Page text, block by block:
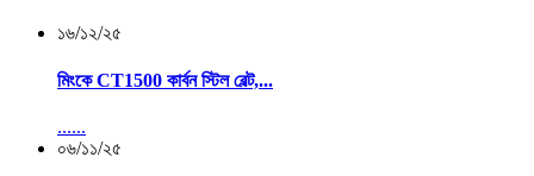
১৬/১২/২৫
মিংকে CT1500 কার্বন স্টিল বেল্ট,...
......
০৬/১১/২৫